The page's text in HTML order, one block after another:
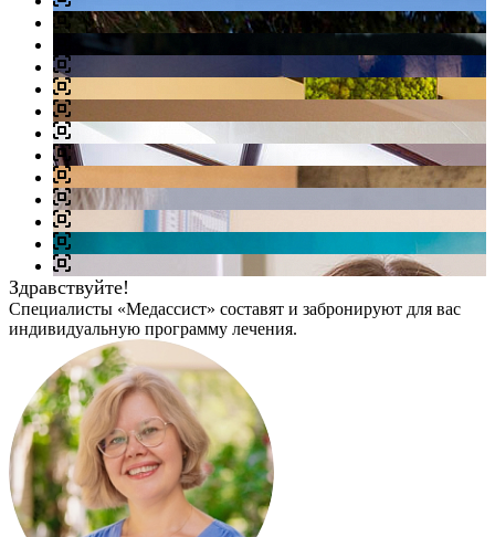
Здравствуйте!
Специалисты «Медассист» составят и забронируют для вас
индивидуальную программу лечения.